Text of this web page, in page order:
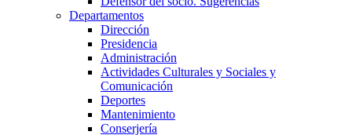
Departamentos
Dirección
Presidencia
Administración
Actividades Culturales y Sociales y
Comunicación
Deportes
Mantenimiento
Conserjería